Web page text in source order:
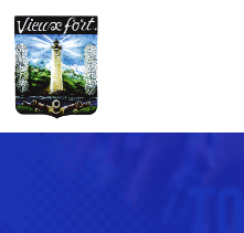
Accueil